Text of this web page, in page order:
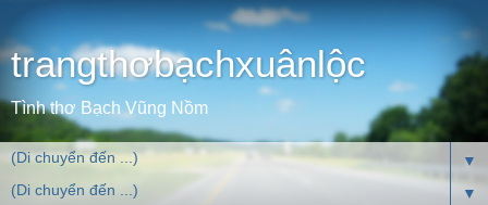
trangthơbạchxuânlộc
Tình thơ Bạch Vũng Nồm
▼
▼